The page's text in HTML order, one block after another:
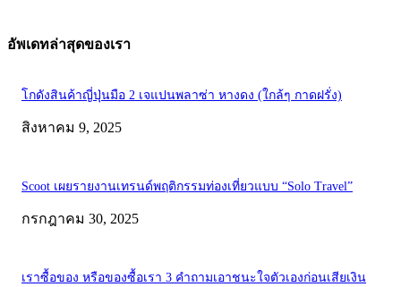
อัพเดทล่าสุดของเรา
โกดังสินค้าญี่ปุ่นมือ 2 เจแปนพลาซ่า หางดง (ใกล้ๆ กาดฝรั่ง)
สิงหาคม 9, 2025
Scoot เผยรายงานเทรนด์พฤติกรรมท่องเที่ยวแบบ “Solo Travel”
กรกฎาคม 30, 2025
เราซื้อของ หรือของซื้อเรา 3 คำถามเอาชนะใจตัวเองก่อนเสียเงิน